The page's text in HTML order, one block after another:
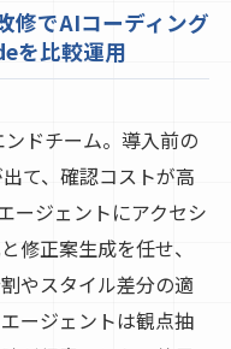
修でAIコーディング
を比較運用
ドチーム。導入前の
て、確認コストが高
ージェントにアクセシ
修正案生成を任せ、
やスタイル差分の適
ージェントは観点抽